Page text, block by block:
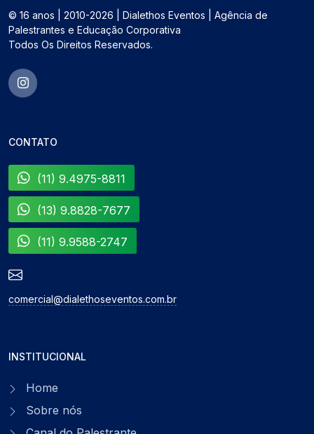
© 16 anos | 2010-2026 | Dialethos Eventos | Agência de
Palestrantes e Educação Corporativa
Todos Os Direitos Reservados.
CONTATO
(11) 9.4975-8811
(13) 9.8828-7677
(11) 9.9588-2747
comercial@dialethoseventos.com.br
INSTITUCIONAL
Home
Sobre nós